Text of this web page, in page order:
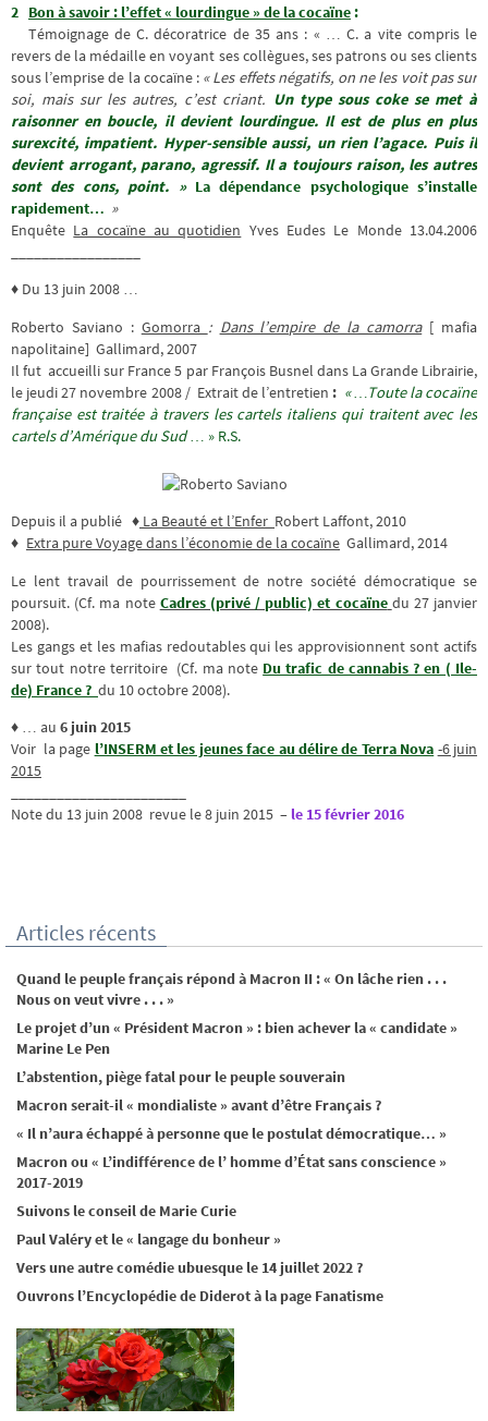
2 Bon à savoir : l’effet « lourdingue » de la cocaïne:
Témoignage de C. décoratrice de 35 ans : « … C. a vite compris le
revers de la médaille en voyant ses collègues, ses patrons ou ses clients
sous l’emprise de la cocaïne : « Les effets négatifs, on ne les voit pas sur
soi, mais sur les autres, c’est criant. Un type sous coke se met à
raisonner en boucle, il devient lourdingue. Il est de plus en plus
surexcité, impatient. Hyper-sensible aussi, un rien l’agace. Puis il
devient arrogant, parano, agressif. Il a toujours raison, les autres
sont des cons, point. »La dépendance psychologique s’installe
rapidement… »
Enquête La cocaïne au quotidien Yves Eudes Le Monde 13.04.2006
♦ Du 13 juin 2008 …
Roberto Saviano : Gomorra : Dans l’empire de la camorra[ mafia
napolitaine] Gallimard,‎ 2007
Il fut accueilli sur France 5 par François Busnel dans La Grande Librairie,
le jeudi 27 novembre 2008 / Extrait de l’entretien : « …Toute la cocaïne
française est traitée à travers les cartels italiens qui traitent avec les
cartels d’Amérique du Sud… » R.S.
Depuis il a publié ♦ La Beauté et l’Enfer Robert Laffont,‎ 2010
♦ Extra pure Voyage dans l’économie de la cocaïne Gallimard,‎ 2014
Le lent travail de pourrissement de notre société démocratique se
poursuit. (Cf. ma note Cadres (privé / public) et cocaïne du 27 janvier
2008).
Les gangs et les mafias redoutables qui les approvisionnent sont actifs
sur tout notre territoire (Cf. ma note Du trafic de cannabis ? en ( Ile-
de) France ? du 10 octobre 2008).
♦ … au 6 juin 2015
Voir la page l’INSERM et les jeunes face au délire de Terra Nova -6 juin
2015
Note du 13 juin 2008 revue le 8 juin 2015 – le 15 février 2016
Articles récents
Quand le peuple français répond à Macron II : « On lâche rien . . .
Nous on veut vivre . . . »
Le projet d’un « Président Macron » : bien achever la « candidate »
Marine Le Pen
L’abstention, piège fatal pour le peuple souverain
Macron serait-il « mondialiste » avant d’être Français ?
« Il n’aura échappé à personne que le postulat démocratique… »
Macron ou « L’indifférence de l’ homme d’État sans conscience »
2017-2019
Suivons le conseil de Marie Curie
Paul Valéry et le « langage du bonheur »
Vers une autre comédie ubuesque le 14 juillet 2022 ?
Ouvrons l’Encyclopédie de Diderot à la page Fanatisme